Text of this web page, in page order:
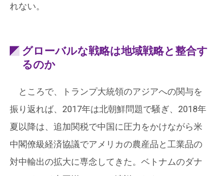
れない。
グローバルな戦略は地域戦略と整合す
るのか
ところで、トランプ大統領のアジアへの関与を
振り返れば、2017年は北朝鮮問題で騒ぎ、2018年
夏以降は、追加関税で中国に圧力をかけながら米
中閣僚級経済協議でアメリカの農産品と工業品の
対中輸出の拡大に専念してきた。ベトナムのダナ